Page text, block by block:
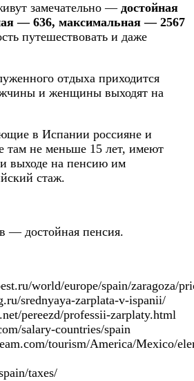
замечательно — достойная
— 636, максимальная — 2567
путешествовать и даже
отдыха приходится
и женщины выходят на
в Испании россияне и
там не меньше 15 лет, имеют
выходе на пенсию им
стаж.
— достойная пенсия.
world/europe/spain/zaragoza/
srednyaya-zarplata-v-ispanii/
pereezd/professii-zarplaty.html
salary-countries/spain
tourism/America/Mexico/
taxes/